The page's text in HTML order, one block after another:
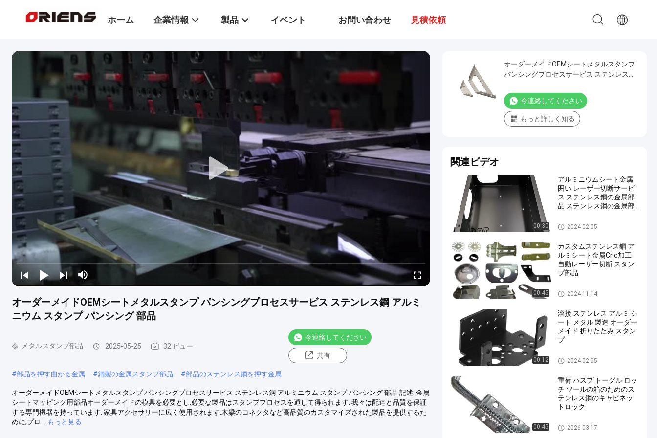
ホーム 企業情報 製品 イベント お問い合わせ 見積依頼
オーダーメイドOEMシートメタルスタンプ パンシングプロセスサービス ステンレス鋼 アルミ
ニウム スタンプ パンシング 部品
メタルスタンプ部品 2025-05-25 32 ビュー
今連絡してください
共有
#部品を押す曲がる金属 #銅製の金属スタンプ部品 #部品のステンレス鋼を押す金属
オーダーメイドOEMシートメタルスタンプ パンシングプロセスサービス ステンレス鋼 アルミニウム スタンプ パンシング 部品 記述: 金属
シートマッピング用部品オーダーメイドの模具を必要とし,必要な製品はスタンププロセスを通して得られます. 我々は配達と品質を保証
する専門機器を持っています. 家具アクセサリーに広く使用されます.木梁のコネクタなど高品質のカスタマイズされた製品を提供するた
めに,プロ...
もっと見る
オーダーメイドOEMシートメタルスタンプ
パンシングプロセスサービス ステンレス鋼
今連絡してください
もっと詳しく知る
関連ビデオ
00:30
アルミニウムシート金属
囲い レーザー切断サービ
ス ステンレス鋼の金属部
品 ステンレス鋼の金属部
メタルスタンプ部品
2024-02-05
00:45
カスタムステンレス鋼 ア
ルミシート金属Cnc加工
自動レーザー切断 スタン
プ部品
メタルスタンプ部品
2024-11-14
00:12
溶接 ステンレス アルミ シ
ート メタル 製造 オーダー
メイド 折りたたみ スタン
プ
メタルスタンプ部品
2024-02-05
00:45
重荷 ハスプ トーグル ロッ
チ ツールの箱のためのス
テンレス鋼のキャビネッ
トロック
メタルスタンプ部品
2026-03-17